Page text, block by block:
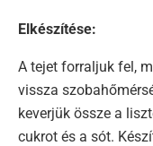
Elkészítése:
A tejet forraljuk fel,
vissza
keverjük össze a
cukrot és a sót.